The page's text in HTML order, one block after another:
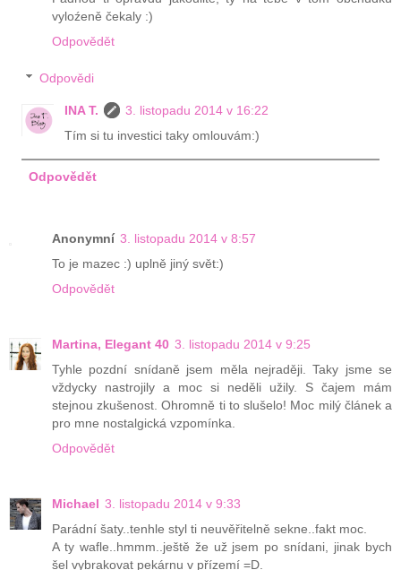
vyloźeně čekaly :)
Odpovědět
Odpovědi
INA T.
3. listopadu 2014 v 16:22
Tím si tu investici taky omlouvám:)
Odpovědět
Anonymní 3. listopadu 2014 v 8:57
To je mazec :) uplně jiný svět:)
Odpovědět
Martina, Elegant 40 3. listopadu 2014 v 9:25
Tyhle pozdní snídaně jsem měla nejraději. Taky jsme se
vždycky nastrojily a moc si neděli užily. S čajem mám
stejnou zkušenost. Ohromně ti to slušelo! Moc milý článek a
pro mne nostalgická vzpomínka.
Odpovědět
Michael 3. listopadu 2014 v 9:33
Parádní šaty..tenhle styl ti neuvěřitelně sekne..fakt moc.
A ty wafle..hmmm..ještě že už jsem po snídani, jinak bych
šel vybrakovat pekárnu v přízemí =D.